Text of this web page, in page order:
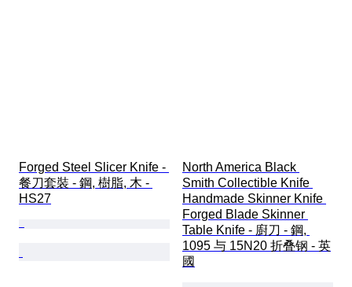
Forged Steel Slicer Knife -
餐刀套裝 - 鋼, 樹脂, 木 -
HS27
North America Black
Smith Collectible Knife
Handmade Skinner Knife
Forged Blade Skinner
Table Knife - 廚刀 - 鋼,
1095 与 15N20 折叠钢 - 英
國